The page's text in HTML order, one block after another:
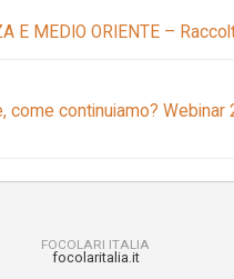
E MEDIO ORIENTE –
come continuiamo? Webinar
FOCOLARI ITALIA
focolaritalia.it